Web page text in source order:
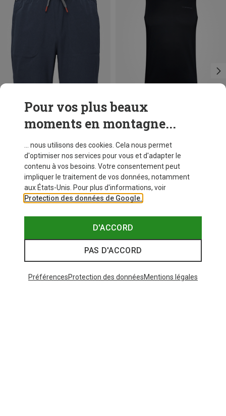
Vous économisez 15% Vous économisez 44%
Pour vos plus beaux
moments en montagne...
... nous utilisons des cookies. Cela nous permet
d'optimiser nos services pour vous et d'adapter le
contenu à vos besoins. Votre consentement peut
impliquer le traitement de vos données, notamment
aux États-Unis. Pour plus d'informations, voir
Protection des données de Google.
D'ACCORD
PAS D'ACCORD
PréférencesProtection des donnéesMentions légales